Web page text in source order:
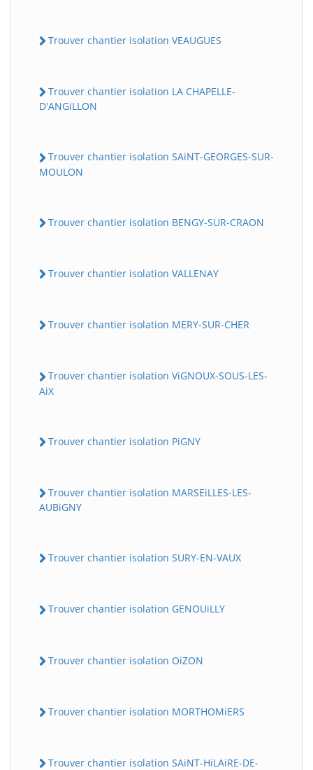
Trouver chantier isolation VEAUGUES
Trouver chantier isolation LA CHAPELLE-
D'ANGiLLON
Trouver chantier isolation SAiNT-GEORGES-SUR-
MOULON
Trouver chantier isolation BENGY-SUR-CRAON
Trouver chantier isolation VALLENAY
Trouver chantier isolation MERY-SUR-CHER
Trouver chantier isolation ViGNOUX-SOUS-LES-
AiX
Trouver chantier isolation PiGNY
Trouver chantier isolation MARSEiLLES-LES-
AUBiGNY
Trouver chantier isolation SURY-EN-VAUX
Trouver chantier isolation GENOUiLLY
Trouver chantier isolation OiZON
Trouver chantier isolation MORTHOMiERS
Trouver chantier isolation SAiNT-HiLAiRE-DE-